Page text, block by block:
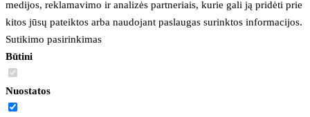
medijos, reklamavimo ir analizės partneriais, kurie gali ją pridėti prie
kitos jūsų pateiktos arba naudojant paslaugas surinktos informacijos.
Sutikimo pasirinkimas
Būtini
Nuostatos